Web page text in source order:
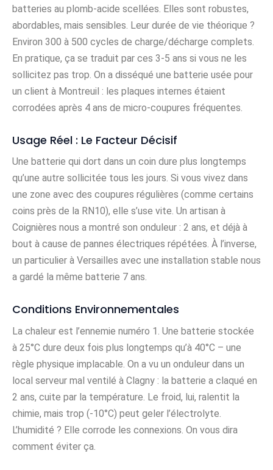
batteries au plomb-acide scellées. Elles sont robustes,
abordables, mais sensibles. Leur durée de vie théorique ?
Environ 300 à 500 cycles de charge/décharge complets.
En pratique, ça se traduit par ces 3-5 ans si vous ne les
sollicitez pas trop. On a disséqué une batterie usée pour
un client à Montreuil : les plaques internes étaient
corrodées après 4 ans de micro-coupures fréquentes.
Usage Réel : Le Facteur Décisif
Une batterie qui dort dans un coin dure plus longtemps
qu’une autre sollicitée tous les jours. Si vous vivez dans
une zone avec des coupures régulières (comme certains
coins près de la RN10), elle s’use vite. Un artisan à
Coignières nous a montré son onduleur : 2 ans, et déjà à
bout à cause de pannes électriques répétées. À l’inverse,
un particulier à Versailles avec une installation stable nous
a gardé la même batterie 7 ans.
Conditions Environnementales
La chaleur est l’ennemie numéro 1. Une batterie stockée
à 25°C dure deux fois plus longtemps qu’à 40°C – une
règle physique implacable. On a vu un onduleur dans un
local serveur mal ventilé à Clagny : la batterie a claqué en
2 ans, cuite par la température. Le froid, lui, ralentit la
chimie, mais trop (-10°C) peut geler l’électrolyte.
L’humidité ? Elle corrode les connexions. On vous dira
comment éviter ça.